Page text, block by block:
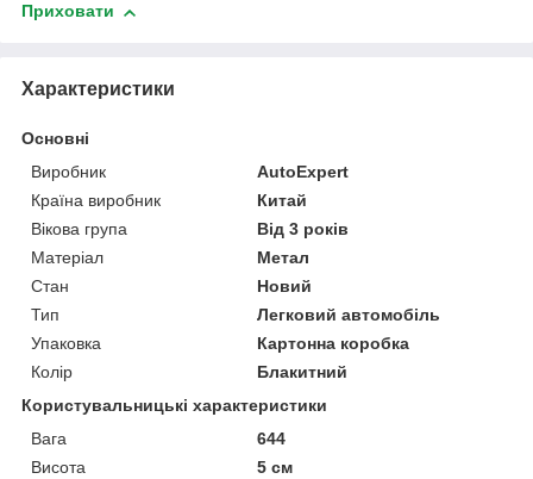
Приховати
Характеристики
Основні
Виробник
AutoExpert
Країна виробник
Китай
Вікова група
Від 3 років
Матеріал
Метал
Стан
Новий
Тип
Легковий автомобіль
Упаковка
Картонна коробка
Колір
Блакитний
Користувальницькі характеристики
Вага
644
Висота
5 см